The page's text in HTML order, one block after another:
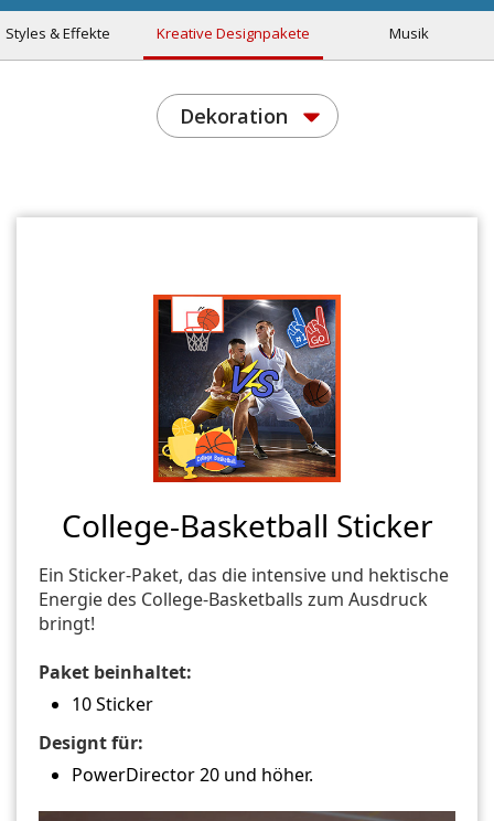
Styles & Effekte Kreative Designpakete Musik
Dekoration
College-Basketball Sticker
Ein Sticker-Paket, das die intensive und hektische
Energie des College-Basketballs zum Ausdruck
bringt!
Paket beinhaltet:
10 Sticker
Designt für:
PowerDirector 20 und höher.